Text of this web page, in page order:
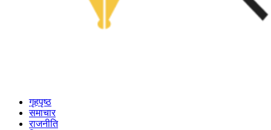
गृहपृष्ठ
समाचार
राजनीति